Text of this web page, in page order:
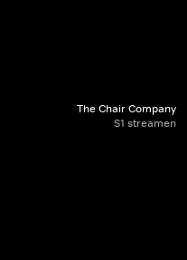
The Chair Company
S1 streamen